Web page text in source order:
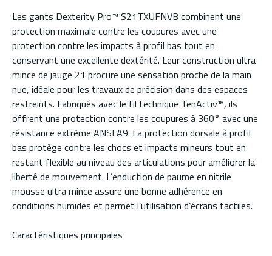
Les gants Dexterity Pro™ S21TXUFNVB combinent une
protection maximale contre les coupures avec une
protection contre les impacts à profil bas tout en
conservant une excellente dextérité. Leur construction ultra
mince de jauge 21 procure une sensation proche de la main
nue, idéale pour les travaux de précision dans des espaces
restreints. Fabriqués avec le fil technique TenActiv™, ils
offrent une protection contre les coupures à 360° avec une
résistance extrême ANSI A9. La protection dorsale à profil
bas protège contre les chocs et impacts mineurs tout en
restant flexible au niveau des articulations pour améliorer la
liberté de mouvement. L’enduction de paume en nitrile
mousse ultra mince assure une bonne adhérence en
conditions humides et permet l’utilisation d’écrans tactiles.
Caractéristiques principales